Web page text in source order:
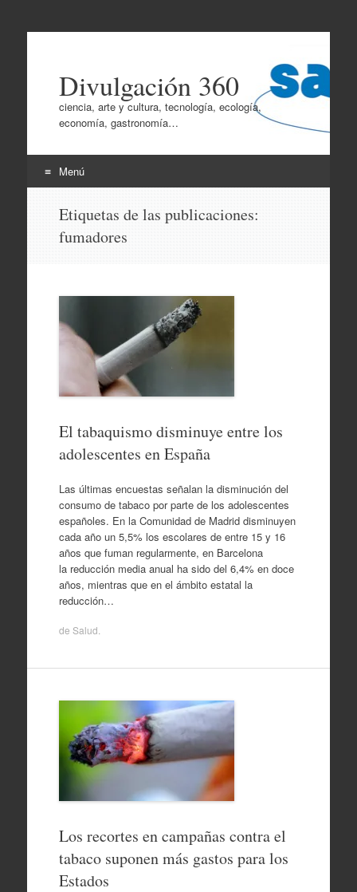
Divulgación 360
ciencia, arte y cultura, tecnología, ecología,
economía, gastronomía…
Menú
contenido
Etiquetas de las publicaciones:
fumadores
El tabaquismo disminuye entre los
adolescentes en España
Las últimas encuestas señalan la disminución del
consumo de tabaco por parte de los adolescentes
españoles. En la Comunidad de Madrid disminuyen
cada año un 5,5% los escolares de entre 15 y 16
años que fuman regularmente, en Barcelona
la reducción media anual ha sido del 6,4% en doce
años, mientras que en el ámbito estatal la
reducción…
de Salud
Los recortes en campañas contra el
tabaco suponen más gastos para los
Estados